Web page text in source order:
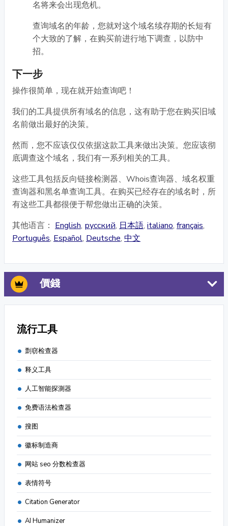
名将来会出现危机。
查询域名的年龄，您就对这个域名续存期的长短有
个大致的了解，在购买前进行地下调查，以防中
招。
下一步
操作很简单，现在就开始查询吧！
我们的工具提供所有域名的信息，这有助于您在购买旧域
名前做出最好的决策。
然而，您不应该仅仅依据这款工具来做出决策。您应该彻
底调查这个域名，我们有一系列相关的工具。
这些工具包括反向链接检测器、Whois查询器、域名权重
查询器和黑名单查询工具。在购买已经存在的域名时，所
有这些工具都很便于帮您做出正确的决策。
其他语言： English, русский, 日本語, italiano, français,
Português, Español, Deutsche, 中文
價錢
流行工具
剽窃检查器
释义工具
人工智能探測器
免费语法检查器
搜图
徽标制造商
网站 seo 分数检查器
表情符号
Citation Generator
AI Humanizer